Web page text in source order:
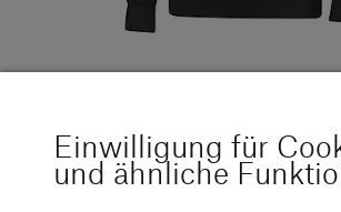
AMG Sweathoodie
Einwilligung für
und ähnliche